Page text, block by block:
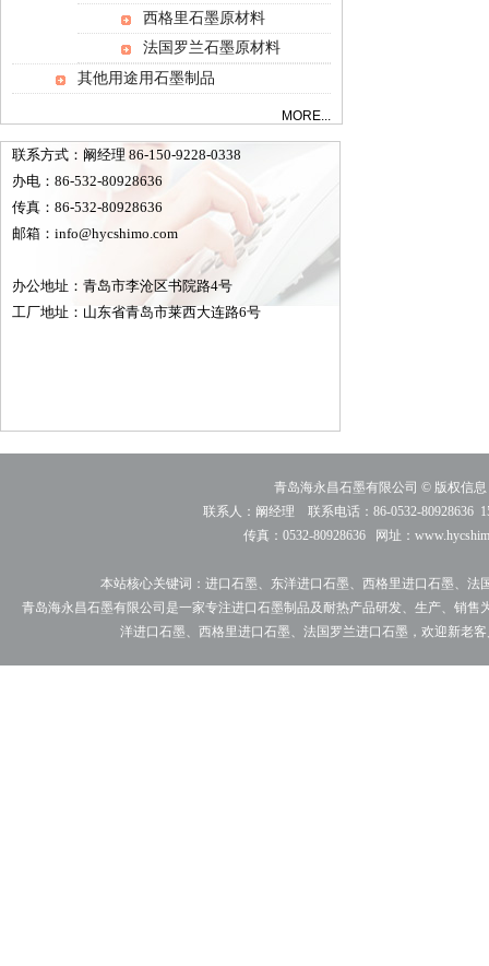
西格里石墨原材料
法国罗兰石墨原材料
其他用途用石墨制品
MORE...
联系方式：阚经理 86-150-9228-0338
办电：86-532-80928636
传真：86-532-80928636
邮箱： info@hycshimo.com
办公地址：青岛市李沧区书院路4号
工厂地址：山东省青岛市莱西大连路6号
青岛海永昌石墨有限公司 © 版权信息
联系人：阚经理 联系电话：86-0532-80928636
传真：0532-80928636 网址：
本站核心关键词：进口石墨、东洋进口石墨、西格里进口石墨、法
青岛海永昌石墨有限公司是一家专注进口石墨制品及耐热产品研发、生产、销售
洋进口石墨、西格里进口石墨、法国罗兰进口石墨，欢迎新老